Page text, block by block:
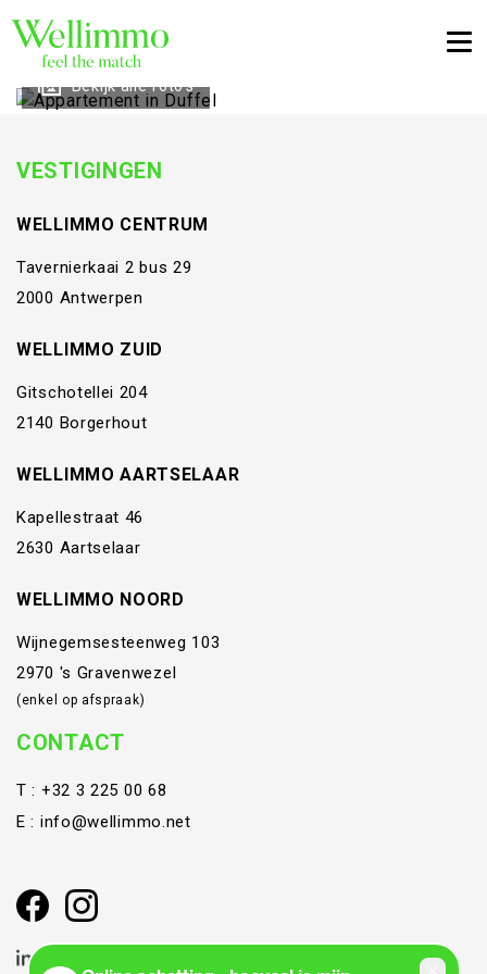
Bekijk alle foto's
VESTIGINGEN
WELLIMMO CENTRUM
Tavernierkaai 2 bus 29
2000 Antwerpen
WELLIMMO ZUID
Gitschotellei 204
2140 Borgerhout
WELLIMMO AARTSELAAR
Kapellestraat 46
2630 Aartselaar
WELLIMMO NOORD
Wijnegemsesteenweg 103
2970 's Gravenwezel
(enkel op afspraak)
CONTACT
T : +32 3 225 00 68
E : info@wellimmo.net